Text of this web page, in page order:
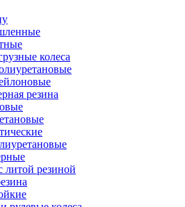
колеса
резина
литой резиной